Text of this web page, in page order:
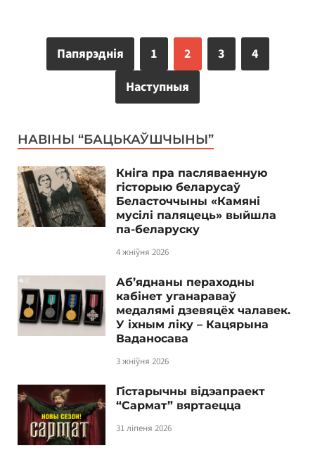
Папярэднія 1 2 3
4
Наступныя
НАВІНЫ “БАЦЬКАЎШЧЫНЫ”
Кніга пра пасляваенную
гісторыю беларусаў
Беласточчыны «Камяні
мусілі паляцець» выйшла
па-беларуску
4 жніўня 2026
Аб’яднаны пераходны
кабінет уганараваў
медалямі дзевяцёх чалавек.
У іхным ліку – Кацярына
Ваданосава
3 жніўня 2026
Гістарычны відэапраект
“Сармат” вяртаецца
31 ліпеня 2026